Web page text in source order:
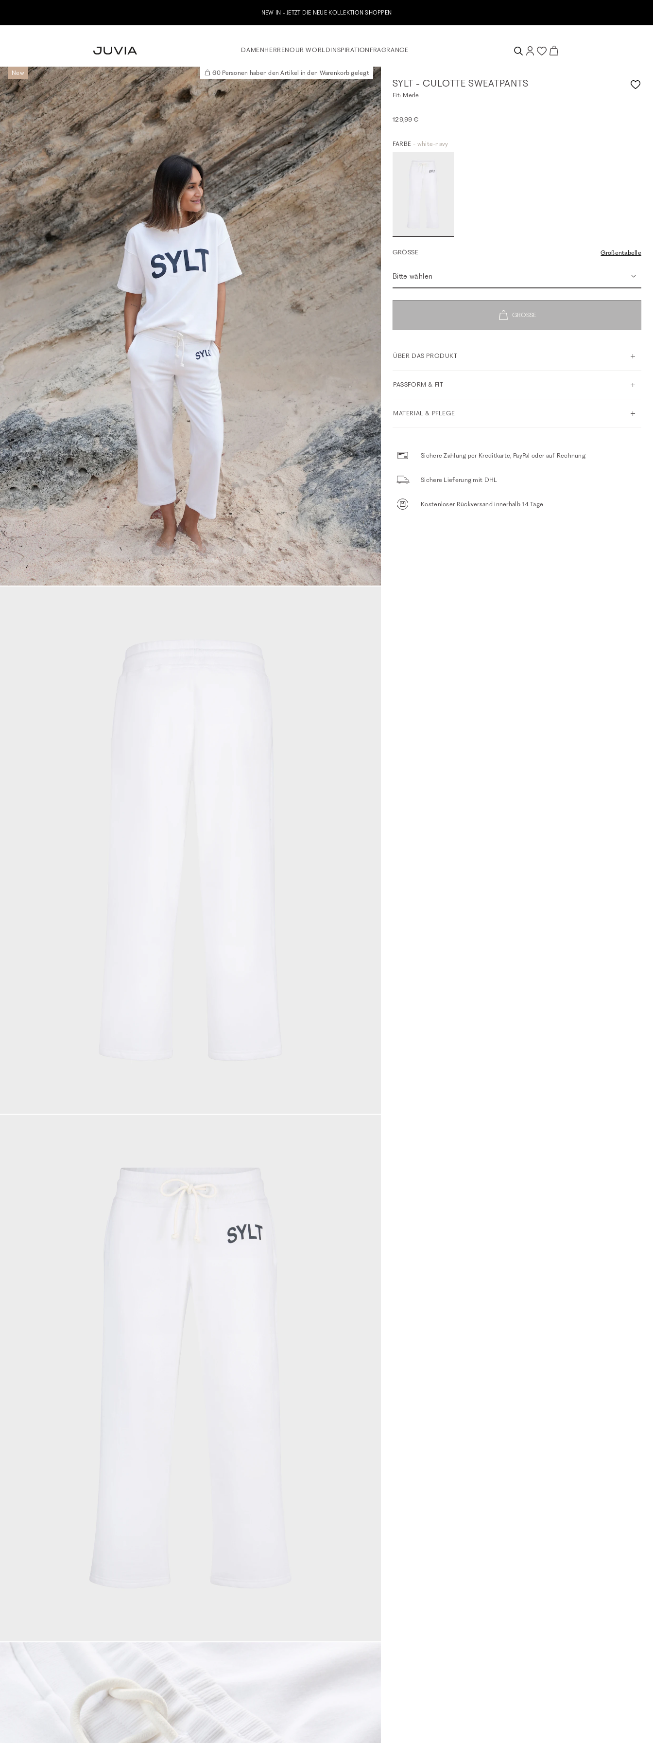
Jetzt zu unserem Whatsapp Newsletter anmelden & 10% Willkommensgutschein erhalten
DAMENHERRENOUR WORLDINSPIRATION FRAGRANCE
New 60 Personen haben den Artikel in den Warenkorb gelegt
SYLT - CULOTTE SWEATPANTS
Fit: Merle
129,99 €
FARBE - white-navy
GRÖSSE Größentabelle
Bitte wählen
ÜBER DAS PRODUKT
PASSFORM & FIT
MATERIAL & PFLEGE
Sichere Zahlung per Kreditkarte, PayPal oder auf Rechnung
Sichere Lieferung mit DHL
Kostenloser Rückversand innerhalb 14 Tage